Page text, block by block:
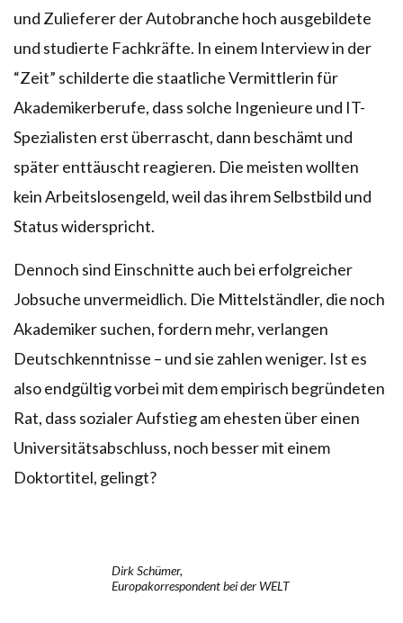
und Zulieferer der Autobranche hoch ausgebildete
und studierte Fachkräfte. In einem Interview in der
“Zeit” schilderte die staatliche Vermittlerin für
Akademikerberufe, dass solche Ingenieure und IT-
Spezialisten erst überrascht, dann beschämt und
später enttäuscht reagieren. Die meisten wollten
kein Arbeitslosengeld, weil das ihrem Selbstbild und
Status widerspricht.
Dennoch sind Einschnitte auch bei erfolgreicher
Jobsuche unvermeidlich. Die Mittelständler, die noch
Akademiker suchen, fordern mehr, verlangen
Deutschkenntnisse – und sie zahlen weniger. Ist es
also endgültig vorbei mit dem empirisch begründeten
Rat, dass sozialer Aufstieg am ehesten über einen
Universitätsabschluss, noch besser mit einem
Doktortitel, gelingt?
Dirk Schümer,
Europakorrespondent bei der WELT